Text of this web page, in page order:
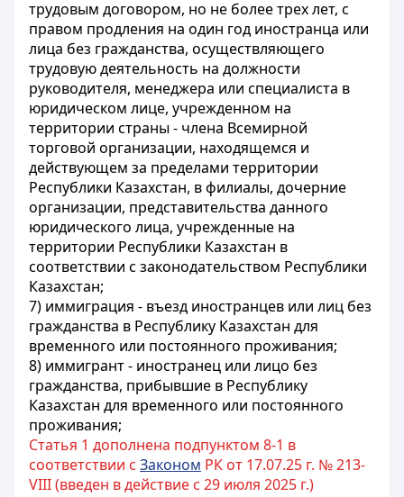
трудовым договором, но не более трех лет, с
правом продления на один год иностранца или
лица без гражданства, осуществляющего
трудовую деятельность на должности
руководителя, менеджера или специалиста в
юридическом лице, учрежденном на
территории страны - члена Всемирной
торговой организации, находящемся и
действующем за пределами территории
Республики Казахстан, в филиалы, дочерние
организации, представительства данного
юридического лица, учрежденные на
территории Республики Казахстан в
соответствии с законодательством Республики
Казахстан;
7) иммиграция - въезд иностранцев или лиц без
гражданства в Республику Казахстан для
временного или постоянного проживания;
8) иммигрант - иностранец или лицо без
гражданства, прибывшие в Республику
Казахстан для временного или постоянного
проживания;
Статья 1 дополнена подпунктом 8-1 в
соответствии с Законом РК от 17.07.25 г. № 213-
VIII (введен в действие с 29 июля 2025 г.)